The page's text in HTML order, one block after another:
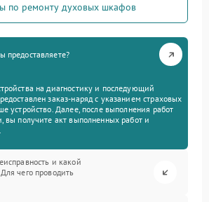
по ремонту духовых шкафов
предоставляете?
на диагностику и последующий
заказ-наряд с указанием страховых
устройство. Далее, после выполнения работ
вы получите акт выполненных работ и
и какой
чего проводить